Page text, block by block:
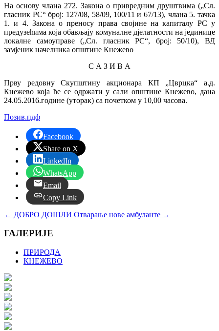
На основу члана 272. Закона о привредним друштвима („Сл.
гласник РС“ број: 127/08, 58/09, 100/11 и 67/13), члана 5. тачка
1. и 4. Закона о преносу права својине на капиталу РС у
предузећима која обављају комуналне дјелатности на јединице
локалне самоуправе („Сл. гласник РС“, број: 50/10), ВД
замјеник начелника општине Кнежево
С А З И В А
Прву редовну Скупштину акционара КП „Цврцка“ а.д.
Кнежево која ће се одржати у сали општине Кнежево, дана
24.05.2016.године (уторак) са почетком у 10,00 часова.
Позив.пдф
Facebook
Share on X
LinkedIn
WhatsApp
Email
Copy Link
← ДОБРО ДОШЛИ Отварање нове амбуланте →
ГАЛЕРИЈЕ
ПРИРОДА
КНЕЖЕВО